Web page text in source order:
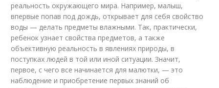
реальность окружающего мира. Например, малыш,
впервые попав под дождь, открывает для себя свойство
воды — делать предметы влажными. Так, практически,
ребенок узнает свойства предметов, а также
объективную реальность в явлениях природы, в
поступках людей в той или иной ситуации. Значит,
первое, с чего все начинается для малютки, — это
наблюдение и приобретение первых знаний об